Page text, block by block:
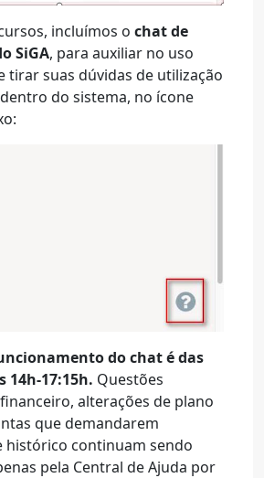
incluímos o chat de
SiGA, para auxiliar no uso
tirar suas dúvidas de utilização
do sistema, no ícone
do chat é das
14h-17:15h. Questões
alterações de plano
que demandarem
histórico continuam sendo
pela Central de Ajuda por